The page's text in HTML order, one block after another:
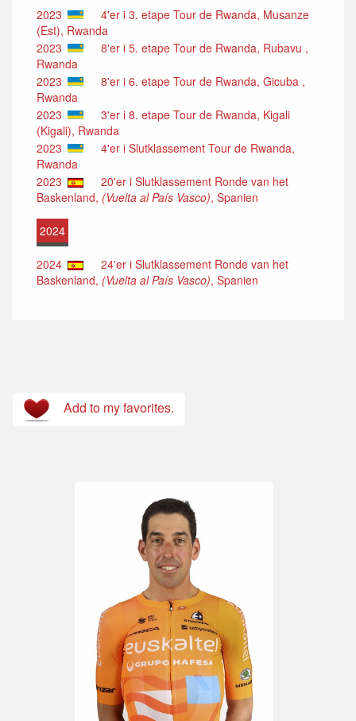
2023
4'er i 3. etape Tour de Rwanda, Musanze
(Est), Rwanda
2023
8'er i 5. etape Tour de Rwanda, Rubavu ,
Rwanda
2023
8'er i 6. etape Tour de Rwanda, Gicuba ,
Rwanda
2023
3'er i 8. etape Tour de Rwanda, Kigali
(Kigali), Rwanda
2023
4'er i Slutklassement Tour de Rwanda,
Rwanda
2023
20'er i Slutklassement Ronde van het
Baskenland, (Vuelta al País Vasco), Spanien
2024
2024
24'er i Slutklassement Ronde van het
Baskenland, (Vuelta al País Vasco), Spanien
Add to my favorites.